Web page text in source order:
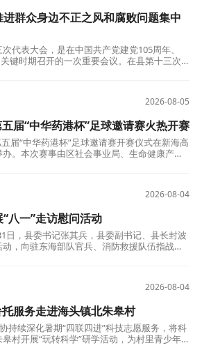
群众身边不正之风和腐败问题集中
代表大会，是在中国共产党建党105周年、
键时期召开的一次重要会议。在县第十三次
2026-08-05
届“中华药港杯”足球邀请赛火热开赛
届“中华药港杯”足球邀请赛开赛仪式在新海高
。本次赛事由区社会事业局、生命健康产业
2026-08-04
八一”走访慰问活动
日，县委书记张其兵，县委副书记、县长封波
，向驻东海部队官兵、消防救援队伍指战
2026-08-04
服务走进海头镇北朱皋村
持续深化暑期“四联四进”科技志愿服务，将科
村开展“玩转科学”研学活动，为村里青少年